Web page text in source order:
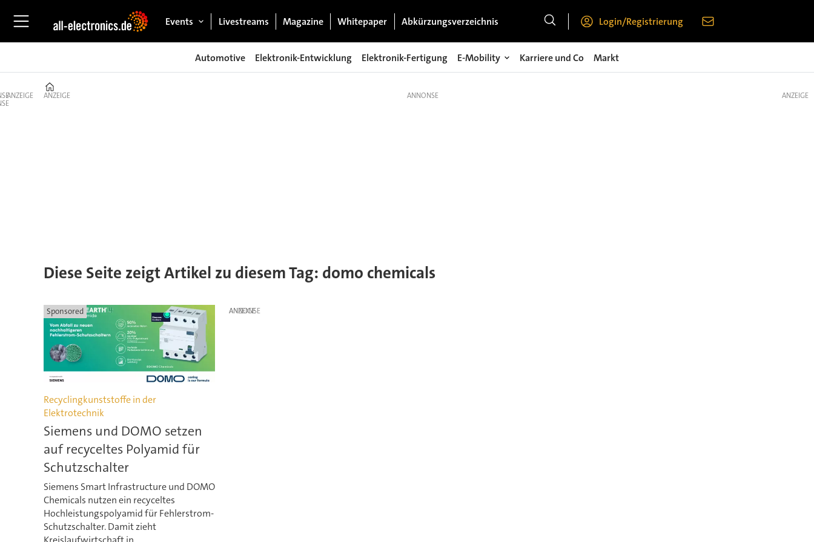
Events Livestreams Magazine Whitepaper Abkürzungsverzeichnis Login/Registrierung
Automotive Elektronik-Entwicklung Elektronik-Fertigung E-Mobility Karriere und Co Markt
ANZEIGE ANZEIGE
Diese Seite zeigt Artikel zu diesem Tag: domo chemicals
Sponsored
Recyclingkunststoffe in der
Elektrotechnik
Siemens und DOMO setzen
auf recyceltes Polyamid für
Schutzschalter
Siemens Smart Infrastructure und DOMO
Chemicals nutzen ein recyceltes
Hochleistungspolyamid für Fehlerstrom-
Schutzschalter. Damit zieht
ANZEIGE
ANZEIGE